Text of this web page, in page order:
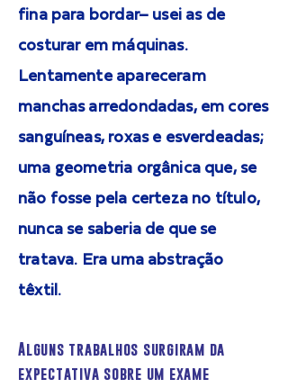
fina para bordar– usei as de
costurar em máquinas.
Lentamente apareceram
manchas arredondadas, em cores
sanguíneas, roxas e esverdeadas;
uma geometria orgânica que, se
não fosse pela certeza no título,
nunca se saberia de que se
tratava. Era uma abstração
têxtil.
Alguns trabalhos surgiram da
expectativa sobre um exame